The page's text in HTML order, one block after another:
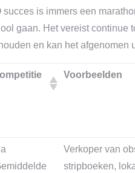
succes is immers een
gaan. Het vereist
en kan het
Voorbeelden
Verkoper van
stripboeken,